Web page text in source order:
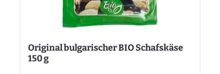
Original bulgarischer BIO Schafskäse
150 g